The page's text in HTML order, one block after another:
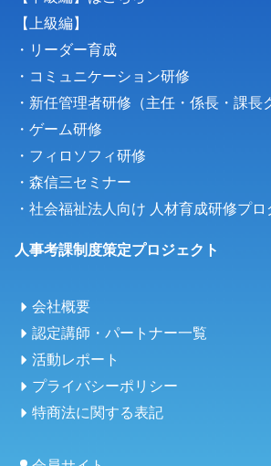
【上級編】
・リーダー育成
・コミュニケーション研修
・新任管理者研修（主任・係長・課長
・ゲーム研修
・フィロソフィ研修
・森信三セミナー
・社会福祉法人向け 人材育成研修プロ
人事考課制度策定プロジェクト
会社概要
認定講師・パートナー一覧
活動レポート
プライバシーポリシー
特商法に関する表記